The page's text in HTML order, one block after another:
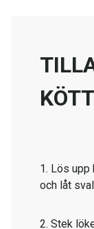
1. Lös upp
och låt
2. Stek